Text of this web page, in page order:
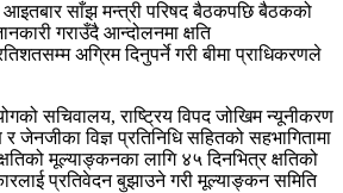
आइतबार साँझ मन्त्री परिषद बैठकपछि बैठकको
गराउँदै आन्दोलनमा क्षति
अग्रिम दिनुपर्ने गरी बीमा प्राधिकरणले
सचिवालय, राष्ट्रिय विपद जोखिम न्यूनीकरण
जेनजीका विज्ञ प्रतिनिधि सहितको सहभागितामा
मूल्याङ्कनका लागि ४५ दिनभित्र क्षतिको
प्रतिवेदन बुझाउने गरी मूल्याङ्कन समिति